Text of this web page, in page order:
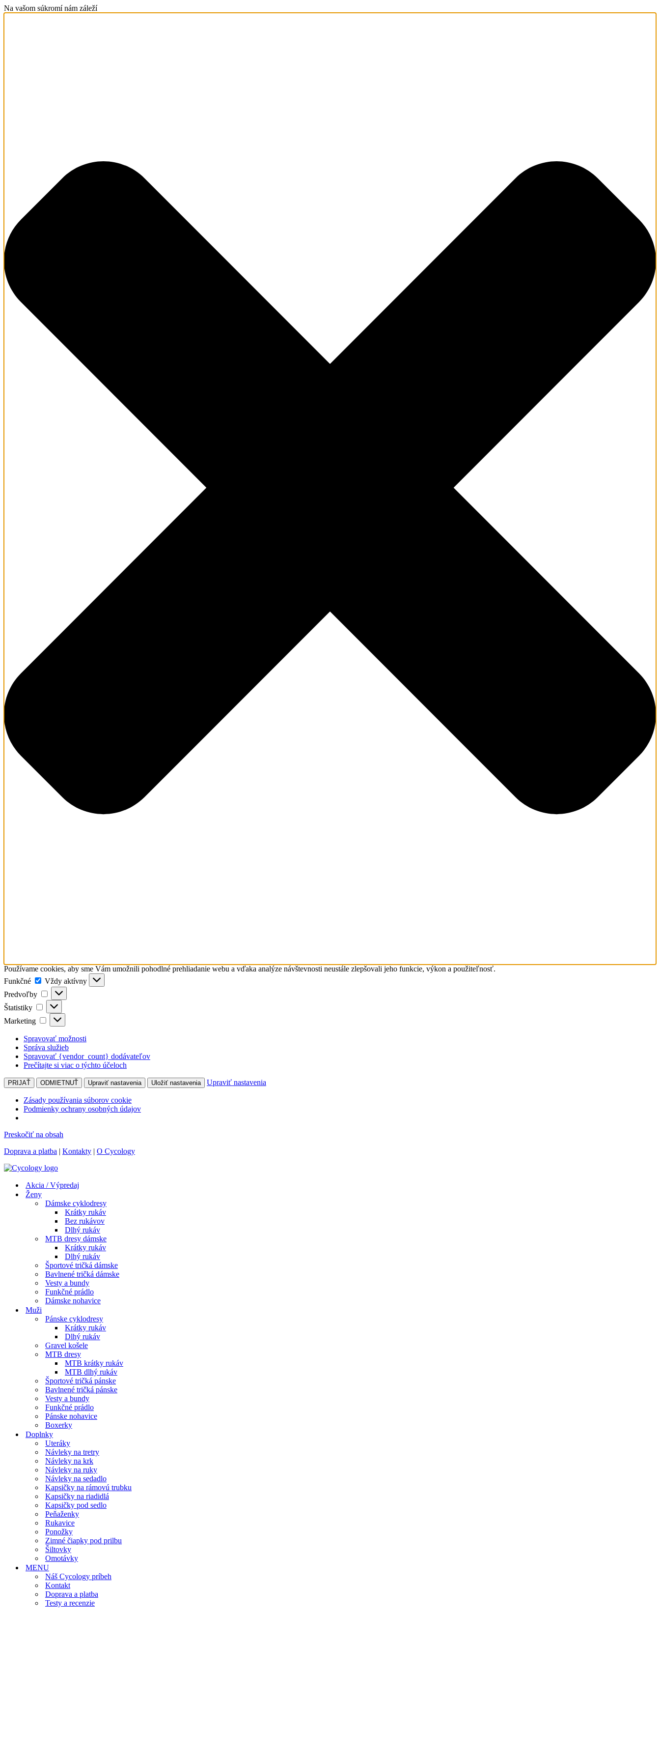
Na vašom súkromí nám záleží
Používame cookies, aby sme Vám umožnili pohodlné prehliadanie webu a vďaka analýze návštevnosti neustále zlepšovali jeho funkcie, výkon a použiteľnosť.
Funkčné
Funkčné
Vždy aktívny
Predvoľby
Predvoľby
Štatistiky Štatistiky
Marketing Marketing
Spravovať možnosti
Správa služieb
Spravovať {vendor_count} dodávateľov
Prečítajte si viac o týchto účeloch
PRIJAŤ ODMIETNUŤ Upraviť nastavenia Uložiť nastavenia Upraviť nastavenia
Zásady používania súborov cookie
Podmienky ochrany osobných údajov
Preskočiť na obsah
Doprava a platba | Kontakty | O Cycology
Akcia / Výpredaj
Ženy
Dámske cyklodresy
Krátky rukáv
Bez rukávov
Dlhý rukáv
MTB dresy dámske
Krátky rukáv
Dlhý rukáv
Športové tričká dámske
Bavlnené tričká dámske
Vesty a bundy
Funkčné prádlo
Dámske nohavice
Muži
Pánske cyklodresy
Krátky rukáv
Dlhý rukáv
Gravel košele
MTB dresy
MTB krátky rukáv
MTB dlhý rukáv
Športové tričká pánske
Bavlnené tričká pánske
Vesty a bundy
Funkčné prádlo
Pánske nohavice
Boxerky
Doplnky
Uteráky
Návleky na tretry
Návleky na krk
Návleky na ruky
Návleky na sedadlo
Kapsičky na rámovú trubku
Kapsičky na riadidlá
Kapsičky pod sedlo
Peňaženky
Rukavice
Ponožky
Zimné čiapky pod prilbu
Šiltovky
Omotávky
MENU
Náš Cycology príbeh
Kontakt
Doprava a platba
Testy a recenzie